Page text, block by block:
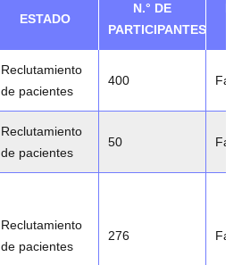
ESTADO
N.° DE
PARTICIPANTES
Reclutamiento
de pacientes
400
Reclutamiento
de pacientes
50
Reclutamiento
de pacientes
276